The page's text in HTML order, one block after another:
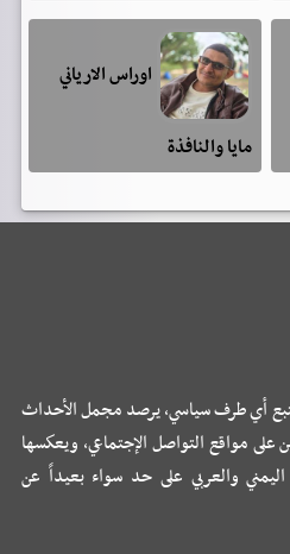
اوراس الارياني
مايا والنافذة
أي طرف سياسي، يرصد مجمل الأحداث
على مواقع التواصل الإجتماعي، ويعكسها
والعربي على حد سواء بعيداً عن